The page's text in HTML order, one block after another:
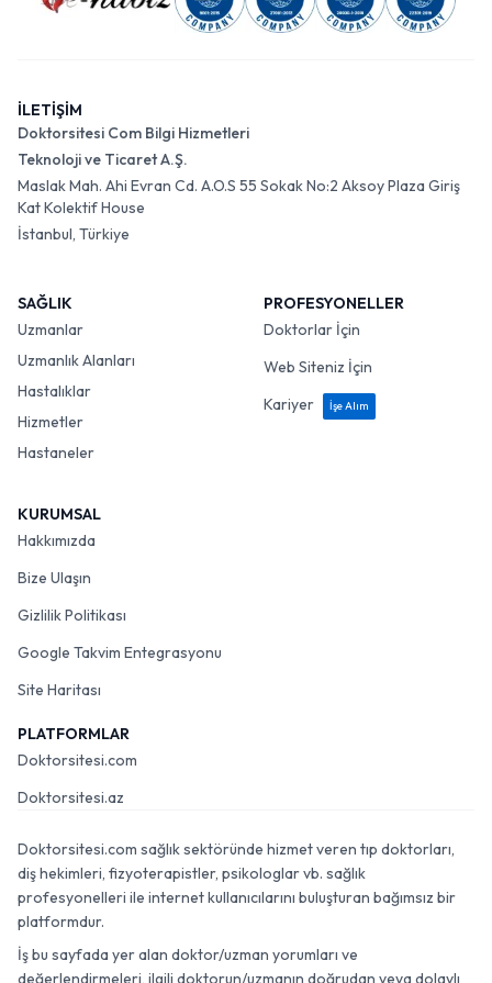
İLETİŞİM
Doktorsitesi Com Bilgi Hizmetleri
Teknoloji ve Ticaret A.Ş.
Maslak Mah. Ahi Evran Cd. A.O.S 55 Sokak No:2 Aksoy Plaza Giriş
Kat Kolektif House
İstanbul, Türkiye
SAĞLIK
Uzmanlar
Uzmanlık Alanları
Hastalıklar
Hizmetler
Hastaneler
PROFESYONELLER
Doktorlar İçin
Web Siteniz İçin
Kariyer
İşe Alım
KURUMSAL
Hakkımızda
Bize Ulaşın
Gizlilik Politikası
Google Takvim Entegrasyonu
Site Haritası
PLATFORMLAR
Doktorsitesi.com
Doktorsitesi.az
Doktorsitesi.com sağlık sektöründe hizmet veren tıp doktorları,
diş hekimleri, fizyoterapistler, psikologlar vb. sağlık
profesyonelleri ile internet kullanıcılarını buluşturan bağımsız bir
platformdur.
İş bu sayfada yer alan doktor/uzman yorumları ve
değerlendirmeleri, ilgili doktorun/uzmanın doğrudan veya dolaylı